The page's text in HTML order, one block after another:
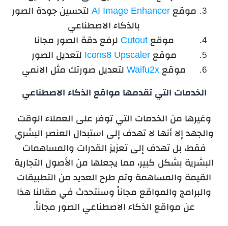
موقعAI Image Enhancer لتحسين جودة الصور
بالذكاء الاصطناعي
موقعCutout لرفع دقة الصور مجانا
موقعIcons8 Upscaler لتعديل الصور
موقع Waifu2x لتعديل صورتك مثل الانمي
الخدمات التي تقدمها مواقع الذكاء الاصطناعي
وغيرها من الخدمات التي توفر على العملاء الوقت
والجهد إلا أنها لا تهدف إلى استبدال العنصر البشري
فقط، بل تهدف إلى تعزيز القدرات والمساهمات
البشرية بشكل كبير، مما يجعلها من الأصول التجارية
القيمة والمساهمة وتم طرح العديد من التطبيقات
والبرامج والمواقع مجاناً وسنتحدث في مقالنا هذا
عن مواقع الذكاء الاصطناعي الصور مجاناً.